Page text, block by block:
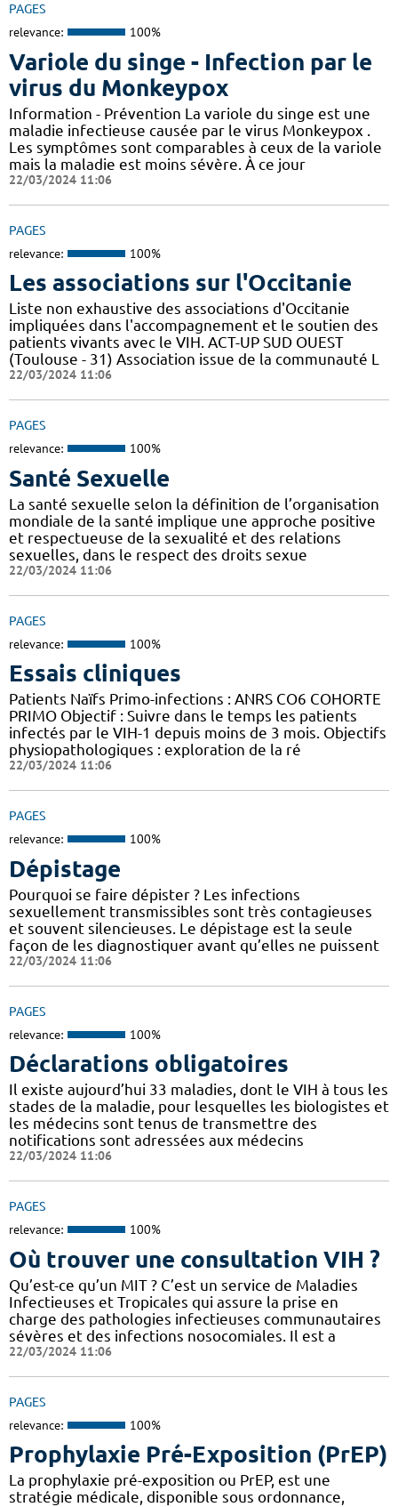
PAGES
relevance: 100%
Variole du singe - Infection par le
virus du Monkeypox
Information - Prévention La variole du singe est une
maladie infectieuse causée par le virus Monkeypox .
Les symptômes sont comparables à ceux de la variole
mais la maladie est moins sévère. À ce jour
22/03/2024 11:06
PAGES
relevance: 100%
Les associations sur l'Occitanie
Liste non exhaustive des associations d'Occitanie
impliquées dans l'accompagnement et le soutien des
patients vivants avec le VIH. ACT-UP SUD OUEST
(Toulouse - 31) Association issue de la communauté L
22/03/2024 11:06
PAGES
relevance: 100%
Santé Sexuelle
La santé sexuelle selon la définition de l’organisation
mondiale de la santé implique une approche positive
et respectueuse de la sexualité et des relations
sexuelles, dans le respect des droits sexue
22/03/2024 11:06
PAGES
relevance: 100%
Essais cliniques
Patients Naïfs Primo-infections : ANRS CO6 COHORTE
PRIMO Objectif : Suivre dans le temps les patients
infectés par le VIH-1 depuis moins de 3 mois. Objectifs
physiopathologiques : exploration de la ré
22/03/2024 11:06
PAGES
relevance: 100%
Dépistage
Pourquoi se faire dépister ? Les infections
sexuellement transmissibles sont très contagieuses
et souvent silencieuses. Le dépistage est la seule
façon de les diagnostiquer avant qu’elles ne puissent
22/03/2024 11:06
PAGES
relevance: 100%
Déclarations obligatoires
Il existe aujourd’hui 33 maladies, dont le VIH à tous les
stades de la maladie, pour lesquelles les biologistes et
les médecins sont tenus de transmettre des
notifications sont adressées aux médecins
22/03/2024 11:06
PAGES
relevance: 100%
Où trouver une consultation VIH ?
Qu’est-ce qu’un MIT ? C’est un service de Maladies
Infectieuses et Tropicales qui assure la prise en
charge des pathologies infectieuses communautaires
sévères et des infections nosocomiales. Il est a
22/03/2024 11:06
PAGES
relevance: 100%
Prophylaxie Pré-Exposition (PrEP)
La prophylaxie pré-exposition ou PrEP, est une
stratégie médicale, disponible sous ordonnance,